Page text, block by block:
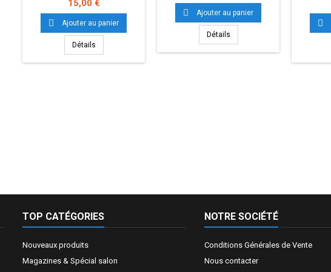
Prix
15,00 €
 Ajouter au panier
Détails
 Ajouter au panier
Détails

TOP CATÉGORIES
Nouveaux produits
Magazines & Spécial salon
NOTRE SOCIÉTÉ
Conditions Générales de Vente
Nous contacter